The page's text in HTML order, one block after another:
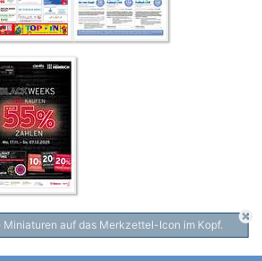
Miniaturen auf das Merkzettel-Icon im Kopf.